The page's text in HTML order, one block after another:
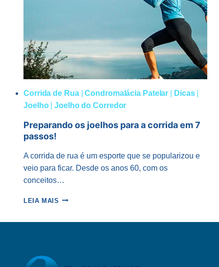
Corrida de Rua|Condromalácia Patelar Dicas|
Joelho|Joelho do Corredor
Preparando os joelhos para a corrida em 7
passos!
A corrida de rua é um esporte que se popularizou e
veio para ficar. Desde os anos 60, com os
conceitos…
LEIA MAIS PREPARANDO